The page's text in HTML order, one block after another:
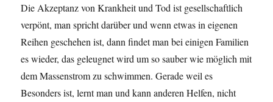
Die Akzeptanz von Krankheit und Tod ist gesellschaftlich
verpönt, man spricht darüber und wenn etwas in eigenen
Reihen geschehen ist, dann findet man bei einigen Familien
es wieder, das geleugnet wird um so sauber wie möglich mit
dem Massenstrom zu schwimmen. Gerade weil es
Besonders ist, lernt man und kann anderen Helfen, nicht